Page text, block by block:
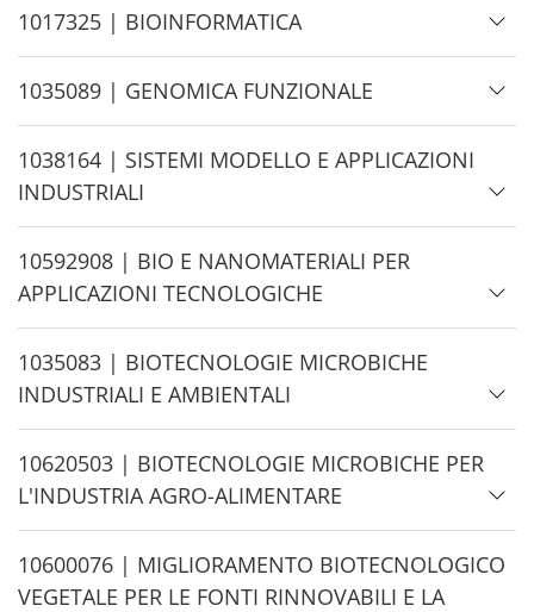
H
i
d
e
1017325 | BIOINFORMATICA
H
i
d
e
1035089 | GENOMICA FUNZIONALE
H
i
d
e
1038164 | SISTEMI MODELLO E APPLICAZIONI
INDUSTRIALI
H
i
d
e
10592908 | BIO E NANOMATERIALI PER
APPLICAZIONI TECNOLOGICHE
H
i
d
e
1035083 | BIOTECNOLOGIE MICROBICHE
INDUSTRIALI E AMBIENTALI
H
i
d
e
10620503 | BIOTECNOLOGIE MICROBICHE PER
L'INDUSTRIA AGRO-ALIMENTARE
H
i
10600076 | MIGLIORAMENTO BIOTECNOLOGICO
VEGETALE PER LE FONTI RINNOVABILI E LA